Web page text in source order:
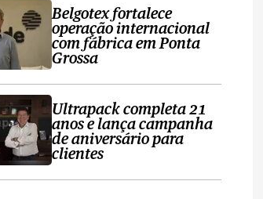
Belgotex fortalece
operação internacional
com fábrica em Ponta
Grossa
Ultrapack completa 21
anos e lança campanha
de aniversário para
clientes